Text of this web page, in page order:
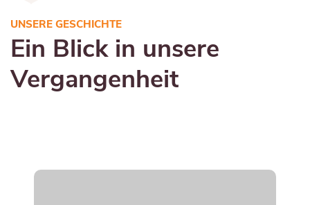
UNSERE GESCHICHTE
Ein Blick in unsere
Vergangenheit